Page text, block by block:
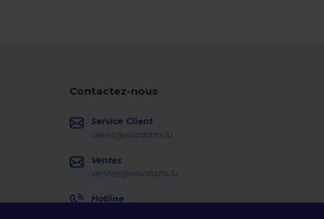
Contactez-nous
Service Client
client@wordans.lu
Ventes
ventes@wordans.lu
Hotline